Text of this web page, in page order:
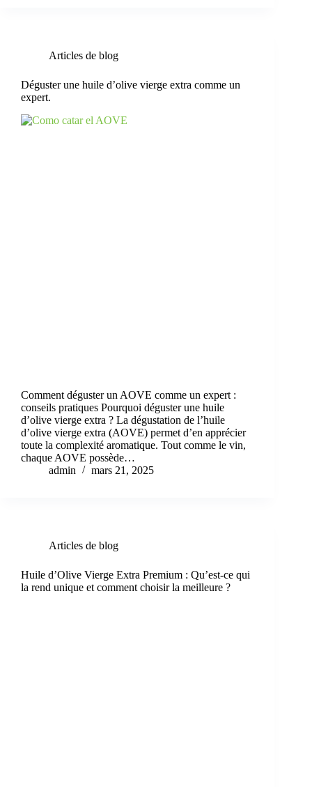
Articles de blog
Déguster une huile d’olive vierge extra comme un
expert.
Comment déguster un AOVE comme un expert :
conseils pratiques Pourquoi déguster une huile
d’olive vierge extra ? La dégustation de l’huile
d’olive vierge extra (AOVE) permet d’en apprécier
toute la complexité aromatique. Tout comme le vin,
chaque AOVE possède…
admin
mars 21, 2025
Articles de blog
Huile d’Olive Vierge Extra Premium : Qu’est-ce qui
la rend unique et comment choisir la meilleure ?